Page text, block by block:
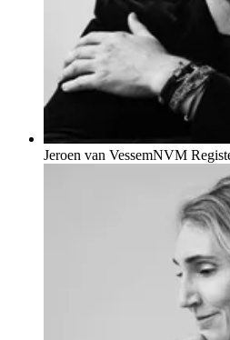
voordat ze online komen, voor wie net
Verhuizen is een grote stap. Daarom
een gerust hart verder kunt. Mét de
Benieuwd naar de makelaar die het
op onze website en ontdek wie van
Vertrouw op ons. Op familie kun je
Jeroen van VessemNVM